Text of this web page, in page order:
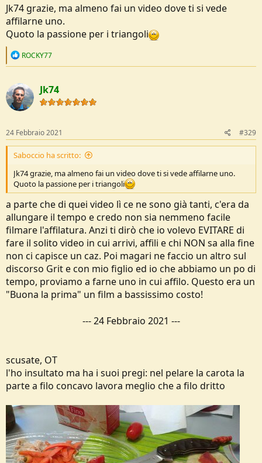
Jk74 grazie, ma almeno fai un video dove ti si vede
affilarne uno.
Quoto la passione per i triangoli
R
c
t
i
o
s
:
ROCKY77
Jk74
24 Febbraio 2021 #329
Saboccio ha scritto:
Jk74 grazie, ma almeno fai un video dove ti si vede affilarne uno.
Quoto la passione per i triangoli
a parte che di quei video lì ce ne sono già tanti, c'era da
allungare il tempo e credo non sia nemmeno facile
filmare l'affilatura. Anzi ti dirò che io volevo EVITARE di
fare il solito video in cui arrivi, affili e chi NON sa alla fine
non ci capisce un caz. Poi magari ne faccio un altro sul
discorso Grit e con mio figlio ed io che abbiamo un po di
tempo, proviamo a farne uno in cui affilo. Questo era un
"Buona la prima" un film a bassissimo costo!
---24 Febbraio 2021 ---
scusate, OT
l'ho insultato ma ha i suoi pregi: nel pelare la carota la
parte a filo concavo lavora meglio che a filo dritto